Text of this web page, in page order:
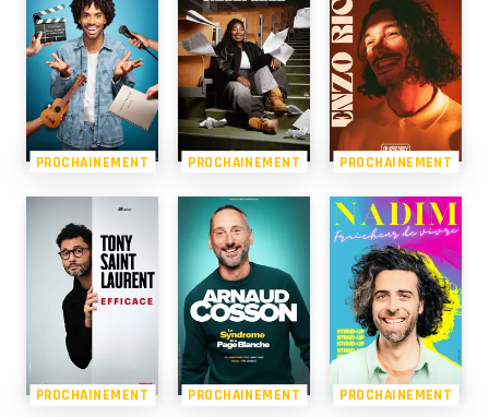
PROCHAINEMENT PROCHAINEMENT PROCHAINEMENT
PROCHAINEMENT PROCHAINEMENT PROCHAINEMENT